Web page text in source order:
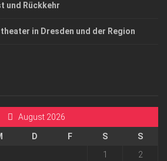
und Rückkehr
in Dresden und der Region
August 2026
D F S
S
1
2